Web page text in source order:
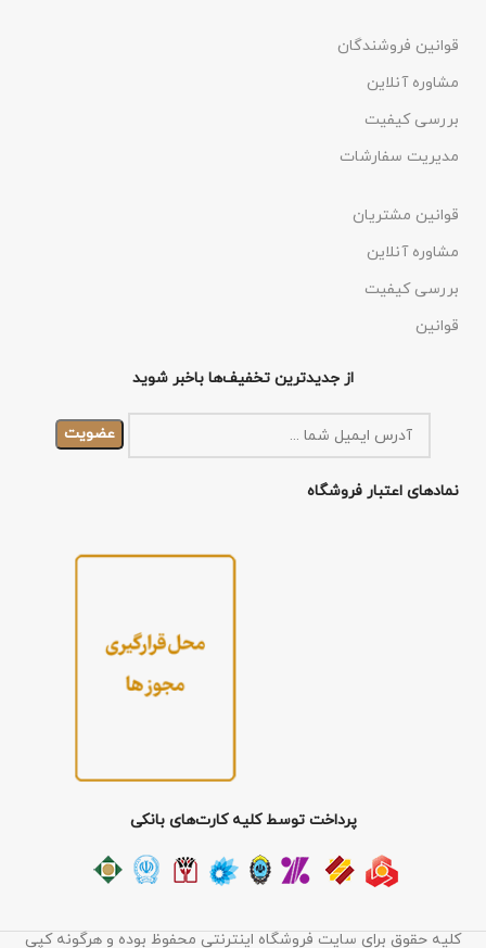
قوانین فروشندگان
مشاوره آنلاین
بررسی کیفیت
مدیریت سفارشات
قوانین مشتریان
مشاوره آنلاین
بررسی کیفیت
قوانین
از جدیدترین تخفیف‌ها باخبر شوید
نمادهای اعتبار فروشگاه
پرداخت توسط کلیه کارت‌های بانکی
کلیه حقوق برای سایت فروشگاه اینترنتی محفوظ بوده و هرگونه کپی